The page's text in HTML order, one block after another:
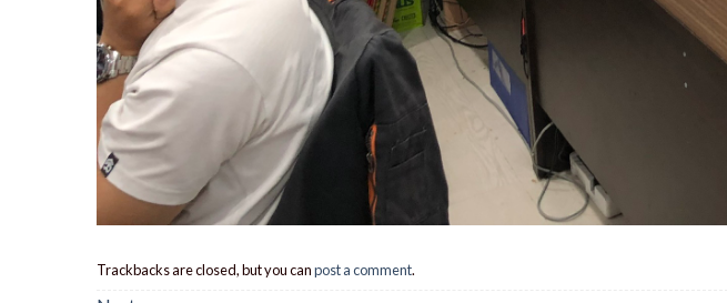
Trackbacks are closed, but you canpost a comment.